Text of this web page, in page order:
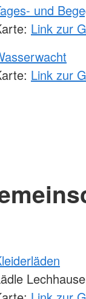
und
Link zur
Link zur